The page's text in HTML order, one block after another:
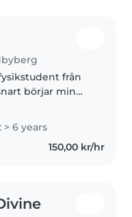
från
börjar min
privatlärare i
och
Jag tycker
> 6 years
150,00 kr/hr